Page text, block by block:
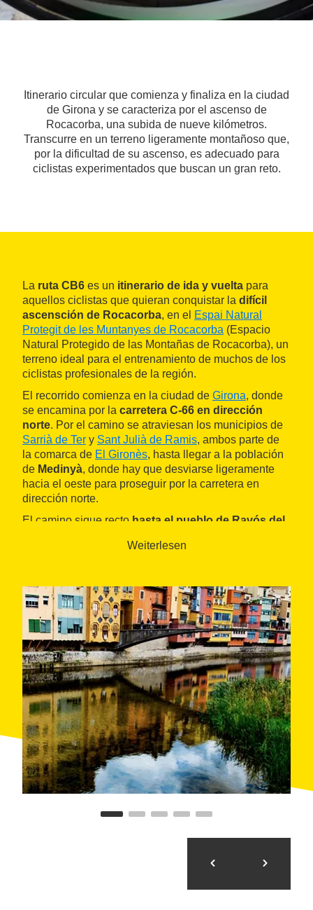
Itinerario circular que comienza y finaliza en la ciudad
de Girona y se caracteriza por el ascenso de
Rocacorba, una subida de nueve kilómetros.
Transcurre en un terreno ligeramente montañoso que,
por la dificultad de su ascenso, es adecuado para
ciclistas experimentados que buscan un gran reto.
La ruta CB6 es un itinerario de ida y vuelta para
aquellos ciclistas que quieran conquistar la difícil
ascensción de Rocacorba, en el Espai Natural
Protegit de les Muntanyes de Rocacorba (Espacio
Natural Protegido de las Montañas de Rocacorba), un
terreno ideal para el entrenamiento de muchos de los
ciclistas profesionales de la región.
El recorrido comienza en la ciudad de Girona, donde
se encamina por la carretera C-66 en dirección
norte. Por el camino se atraviesan los municipios de
Sarrià de Ter y Sant Julià de Ramis, ambos parte de
la comarca de El Gironès, hasta llegar a la población
de Medinyà, donde hay que desviarse ligeramente
hacia el oeste para proseguir por la carretera en
dirección norte.
El camino sigue recto hasta el pueblo de Ravós del
Palol de Revardit, en la comarca de
Santa Maria de Camós, y transcurre unos kilómetros
hacia el oeste hasta la localidad de Pujarnol, donde
hay que girar hacia el sur para enfilar hacia las
montañas de Rocacorba. Esta subida al municipio de
Canet d'Adrisupone unos nueve kilómetros de
camino, pero el esfuerzo vale la pena una vez en la
cima. Tras una breve parada para coger fuerzas, se
puede iniciar el descenso de vuelta a Girona.
Weiterlesen